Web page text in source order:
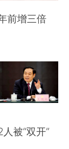
前增三倍
被“双开”